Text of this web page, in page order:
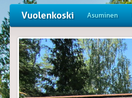
Vuolenkoski Asuminen